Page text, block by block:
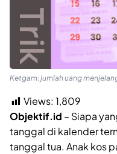
Ketgam: jumlah uang
Views: 1,809
Objektif.id – Siapa
tanggal di kalender
tanggal tua. Anak kos